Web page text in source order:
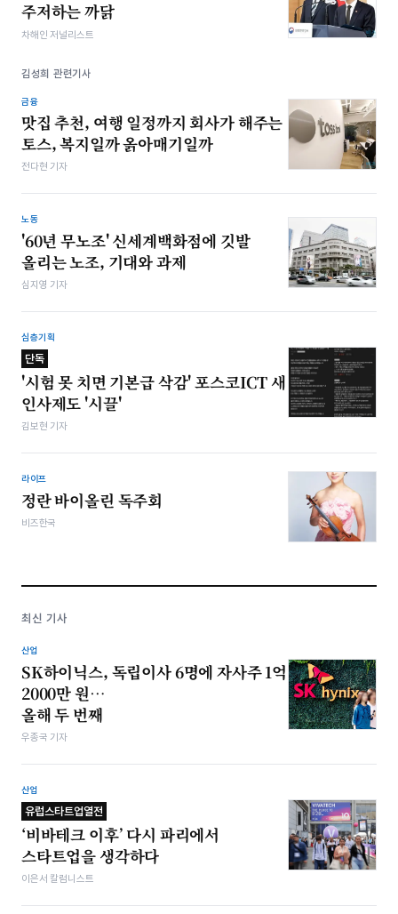
주저하는 까닭
차해인 저널리스트
김성희 관련기사
금융
맛집 추천, 여행 일정까지 회사가 해주는
토스, 복지일까 옭아매기일까
전다현 기자
노동
'60년 무노조' 신세계백화점에 깃발
올리는 노조, 기대와 과제
심지영 기자
심층기획
단독
'시험 못 치면 기본급 삭감' 포스코ICT 새
인사제도 '시끌'
김보현 기자
라이프
정란 바이올린 독주회
비즈한국
최신 기사
산업
SK하이닉스, 독립이사 6명에 자사주 1억
2000만 원…
올해 두 번째
우종국 기자
산업
유럽스타트업열전
‘비바테크 이후’ 다시 파리에서
스타트업을 생각하다
이은서 칼럼니스트